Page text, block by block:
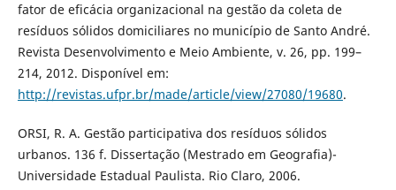
fator de eficácia organizacional na gestão da coleta de
resíduos sólidos domiciliares no município de Santo André.
Revista Desenvolvimento e Meio Ambiente, v. 26, pp. 199–
214, 2012. Disponível em:
http://revistas.ufpr.br/made/article/view/27080/19680.
ORSI, R. A. Gestão participativa dos resíduos sólidos
urbanos. 136 f. Dissertação (Mestrado em Geografia)-
Universidade Estadual Paulista. Rio Claro, 2006.